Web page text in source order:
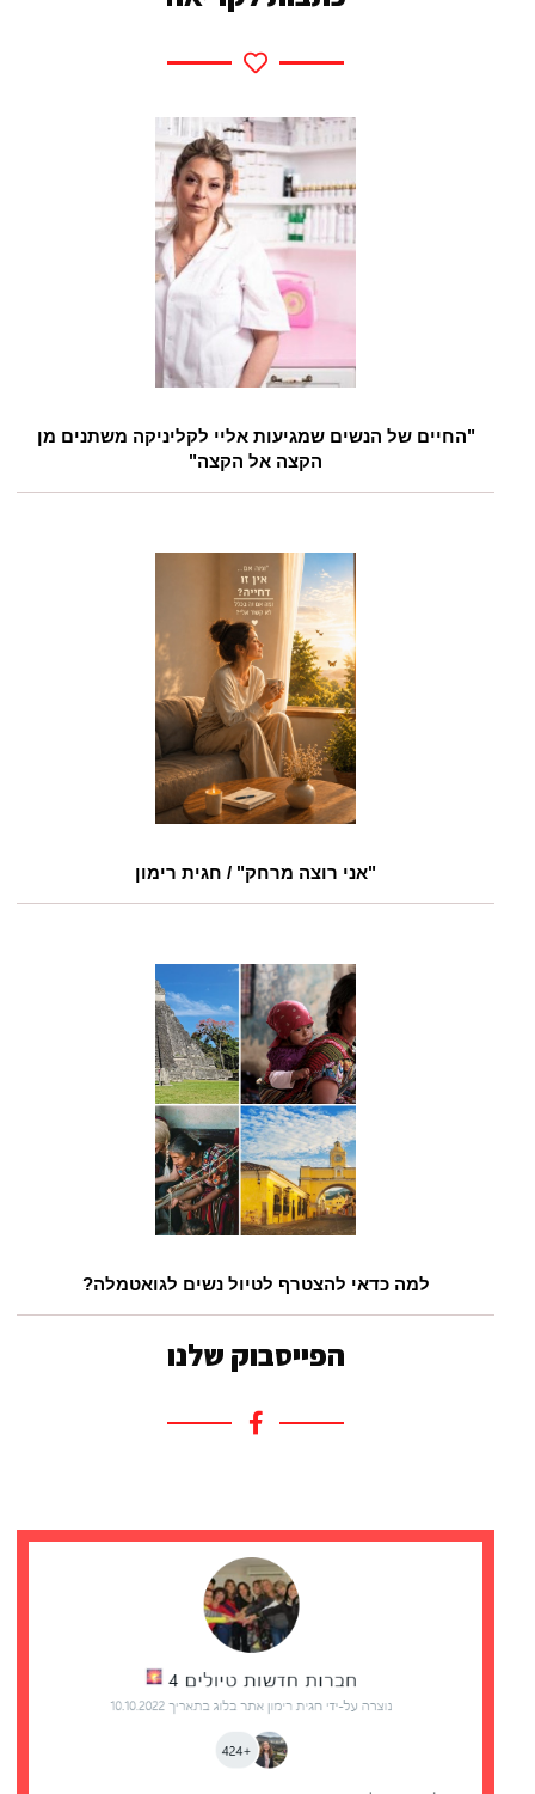
"החיים של הנשים שמגיעות אליי לקליניקה משתנים מן
הקצה אל הקצה"
"אני רוצה מרחק" / חגית רימון
למה כדאי להצטרף לטיול נשים לגואטמלה?
הפייסבוק שלנו